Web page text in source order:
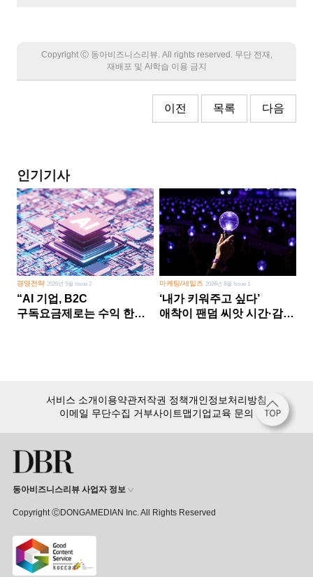
Copyright Ⓒ 동아비즈니스리뷰. All rights reserved. 무단 전재,
재배포 및 AI학습 이용 금지
이전 목록 다음
인기기사
경영전략2026년 5월 Issue 2
“AI 기업, B2C
구독요금제로는 수익 한계
마케팅/세일즈 2026년 8월 Issue 1
‘내가 키워주고 싶다’
애착이 팬덤 씨앗 시간·감정
15,000여 건의 DBR 콘텐츠를
서비스 소개이용약관저작권 정책개인정보처리방침
이메일 무단수집 거부사이트맵기업교육 문의
동아비즈니스리뷰 사업자 정보
Copyright ⒸDONGAMEDIAN Inc. All Rights Reserved